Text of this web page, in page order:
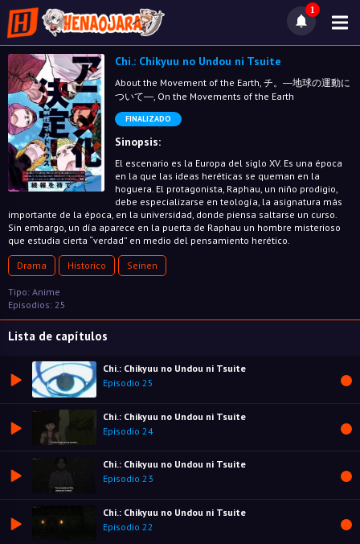
1
Chi.: Chikyuu no Undou ni Tsuite
About the Movement of the Earth, チ。―地球の運動に
ついて―, On the Movements of the Earth
FINALIZADO
Sinopsis:
El escenario es la Europa del siglo XV. Es una época
en la que las ideas heréticas se queman en la
hoguera. El protagonista, Raphau, un niño prodigio,
debe especializarse en teología, la asignatura más
importante de la época, en la universidad, donde piensa saltarse un curso.
Sin embargo, un día aparece en la puerta de Raphau un hombre misterioso
que estudia cierta “verdad” en medio del pensamiento herético.
Drama Historico Seinen
Tipo: Anime
Episodios: 25
Lista de capítulos
Chi.: Chikyuu no Undou ni Tsuite
Episodio 25
Chi.: Chikyuu no Undou ni Tsuite
Episodio 24
Chi.: Chikyuu no Undou ni Tsuite
Episodio 23
Chi.: Chikyuu no Undou ni Tsuite
Episodio 22